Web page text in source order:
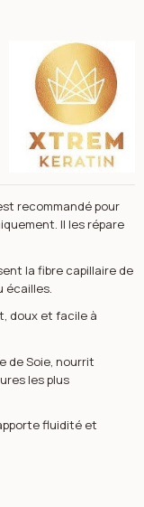
XTREM KERATIN
recommandé pour
Il les répare
la fibre capillaire de
écailles.
doux et facile à
de Soie, nourrit
les plus
fluidité et